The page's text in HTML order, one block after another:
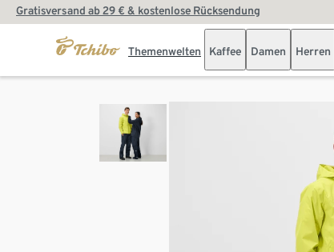
Gratisversand ab 29 € & kostenlose Rücksendung
Themenwelten Kaffee Damen Herren